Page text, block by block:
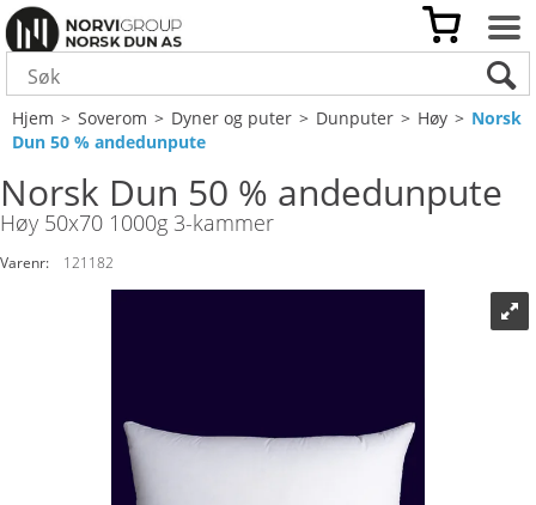
Hjem>Soverom>Dyner og puter>Dunputer>Høy>Norsk
Dun 50 % andedunpute
Norsk Dun 50 % andedunpute
Høy 50x70 1000g 3-kammer
Varenr: 121182